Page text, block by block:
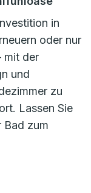
in
oder nur
mit der
und
zu
Lassen Sie
Bad zum